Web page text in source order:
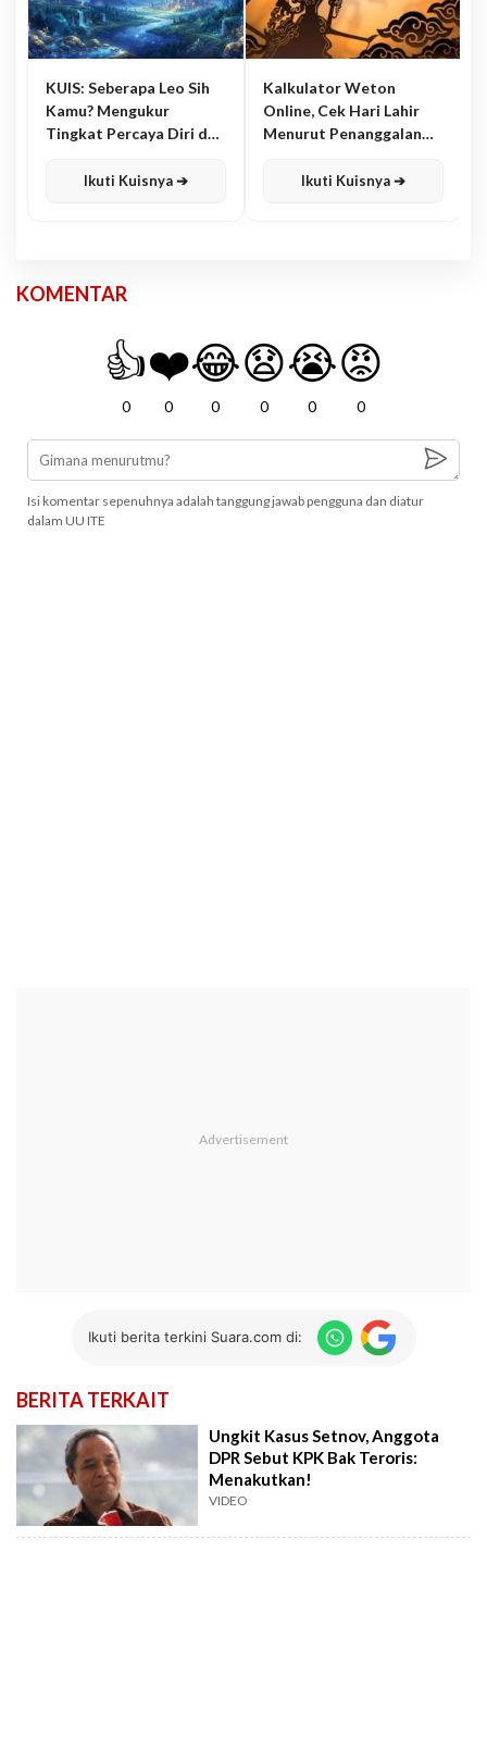
KUIS: Seberapa Leo Sih
Kamu? Mengukur
Tingkat Percaya Diri dan
Ikuti Kuisnya ➔
Kalkulator Weton
Online, Cek Hari Lahir
Menurut Penanggalan
Ikuti Kuisnya ➔
KOMENTAR
👍
0
❤️
0
😂
0
😧
0
😭
0
😡
0
Isi komentar sepenuhnya adalah tanggung jawab pengguna dan diatur
dalam UU ITE
Ikuti berita terkini Suara.com di:
BERITA TERKAIT
Ungkit Kasus Setnov, Anggota
DPR Sebut KPK Bak Teroris:
Menakutkan!
VIDEO